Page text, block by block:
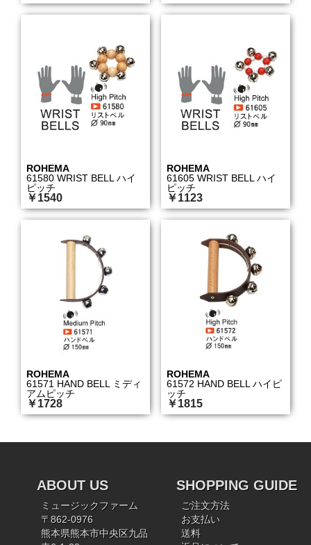
ROHEMA
61580 WRIST BELL ハイ
ピッチ
￥1540
ROHEMA
61605 WRIST BELL ハイ
ピッチ
￥1123
ROHEMA
61571 HAND BELL ミディ
アムピッチ
￥1728
ROHEMA
61572 HAND BELL ハイピ
ッチ
￥1815
ABOUT US
ミュージックファーム
〒862-0976
熊本県熊本市中央区九品
SHOPPING GUIDE
ご注文方法
お支払い
送料